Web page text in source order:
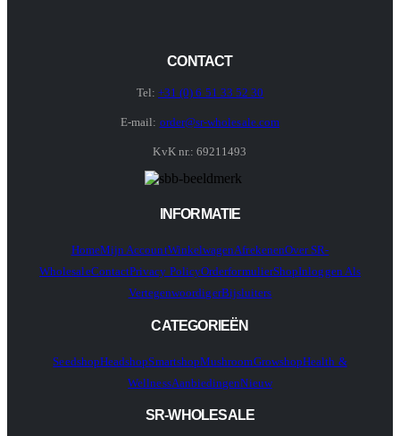
CONTACT
Tel: +31 (0) 6 51 33 52 30
E-mail: order@sr-wholesale.com
KvK nr.: 69211493
INFORMATIE
HomeMijn AccountWinkelwagenAfrekenenOver SR-
WholesaleContactPrivacy PolicyOrderformulierShopInloggen Als
VertegenwoordigerBijsluiters
CATEGORIEËN
SeedshopHeadshopSmartshopMushroomGrowshopHealth &
WellnessAanbiedingenNieuw
SR-WHOLESALE